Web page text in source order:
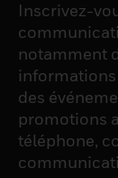
Inscrivez-
notamment
informations
des
promotions
téléphone,